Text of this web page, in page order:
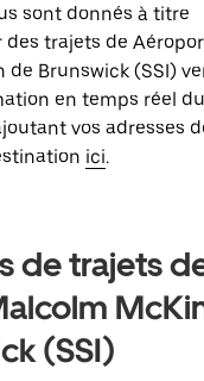
sont donnés à titre
des trajets de
Brunswick (SSI)
en temps réel
vos adresses
ici.
de trajets
(SSI)